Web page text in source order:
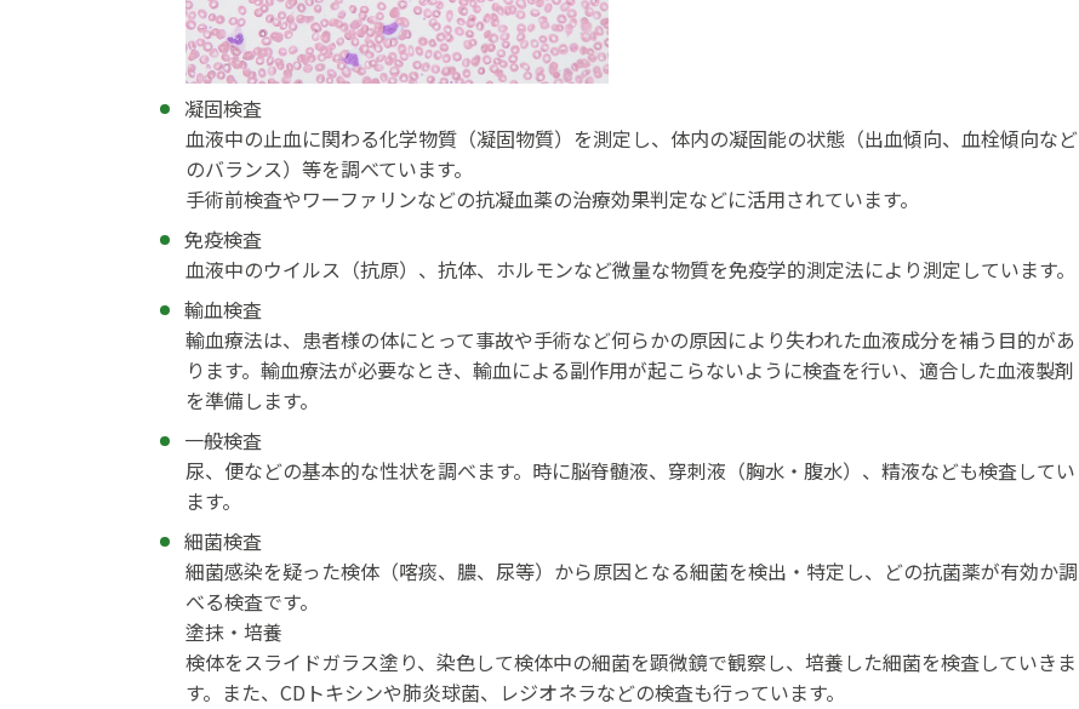
凝固検査
血液中の止血に関わる化学物質（凝固物質）を測定し、体内の凝固能の状態（出血傾向、血栓傾向など
のバランス）等を調べています。
手術前検査やワーファリンなどの抗凝血薬の治療効果判定などに活用されています。
免疫検査
血液中のウイルス（抗原）、抗体、ホルモンなど微量な物質を免疫学的測定法により測定しています。
輸血検査
輸血療法は、患者様の体にとって事故や手術など何らかの原因により失われた血液成分を補う目的があ
ります。輸血療法が必要なとき、輸血による副作用が起こらないように検査を行い、適合した血液製剤
を準備します。
一般検査
尿、便などの基本的な性状を調べます。時に脳脊髄液、穿刺液（胸水・腹水）、精液なども検査してい
ます。
細菌検査
細菌感染を疑った検体（喀痰、膿、尿等）から原因となる細菌を検出・特定し、どの抗菌薬が有効か調
べる検査です。
塗抹・培養
検体をスライドガラス塗り、染色して検体中の細菌を顕微鏡で観察し、培養した細菌を検査していきま
す。また、CDトキシンや肺炎球菌、レジオネラなどの検査も行っています。